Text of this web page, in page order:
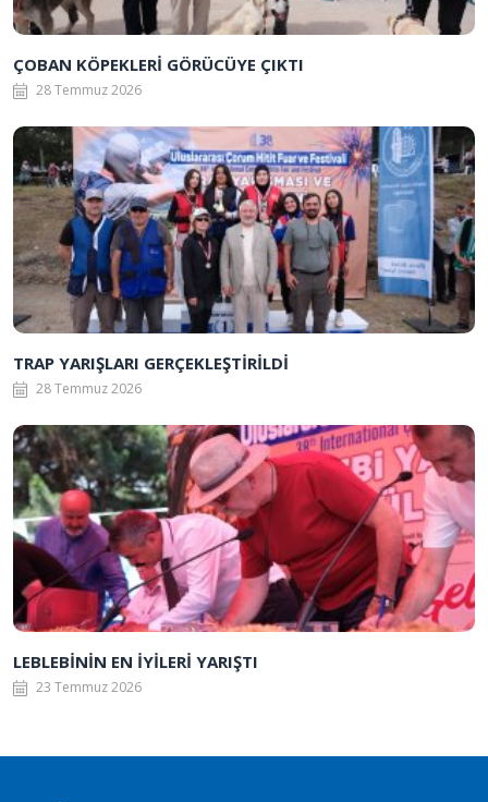
ÇOBAN KÖPEKLERİ GÖRÜCÜYE ÇIKTI
28 Temmuz 2026
TRAP YARIŞLARI GERÇEKLEŞTİRİLDİ
28 Temmuz 2026
LEBLEBİNİN EN İYİLERİ YARIŞTI
23 Temmuz 2026